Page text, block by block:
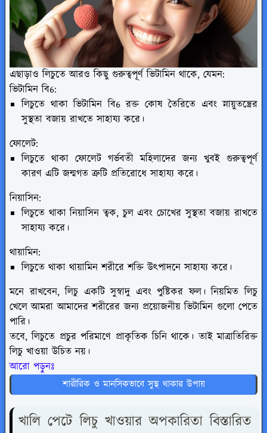
এছাড়াও লিচুতে আরও কিছু গুরুত্বপূর্ণ ভিটামিন থাকে, যেমন:
ভিটামিন বি6:
লিচুতে থাকা ভিটামিন বি6 রক্ত কোষ তৈরিতে এবং স্নায়ুতন্ত্রের
সুস্থতা বজায় রাখতে সাহায্য করে।
ফোলেট:
লিচুতে থাকা ফোলেট গর্ভবতী মহিলাদের জন্য খুবই গুরুত্বপূর্ণ
কারণ এটি জন্মগত ত্রুটি প্রতিরোধে সাহায্য করে।
নিয়াসিন:
লিচুতে থাকা নিয়াসিন ত্বক, চুল এবং চোখের সুস্থতা বজায় রাখতে
সাহায্য করে।
থায়ামিন:
লিচুতে থাকা থায়ামিন শরীরে শক্তি উৎপাদনে সাহায্য করে।
মনে রাখবেন, লিচু একটি সুস্বাদু এবং পুষ্টিকর ফল। নিয়মিত লিচু
খেলে আমরা আমাদের শরীরের জন্য প্রয়োজনীয় ভিটামিন গুলো পেতে
পারি।
তবে, লিচুতে প্রচুর পরিমাণে প্রাকৃতিক চিনি থাকে। তাই মাত্রাতিরিক্ত
লিচু খাওয়া উচিত নয়।
আরো পড়ুনঃ
শারীরিক ও মানসিকভাবে সুস্থ থাকার উপায়
খালি পেটে লিচু খাওয়ার অপকারিতা বিস্তারিত